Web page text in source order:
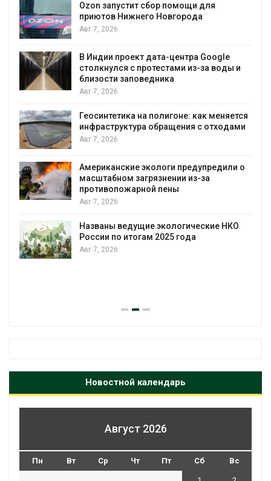
Ozon запустит сбор помощи для
приютов Нижнего Новгорода
Авг 7, 2026
В Индии проект дата-центра Google
столкнулся с протестами из-за воды и
близости заповедника
Авг 7, 2026
Геосинтетика на полигоне: как меняется
инфраструктура обращения с отходами
Авг 7, 2026
Американские экологи предупредили о
масштабном загрязнении из-за
противопожарной пены
Авг 7, 2026
Названы ведущие экологические НКО
России по итогам 2025 года
Авг 7, 2026
Новостной календарь
Август 2026
Пн Вт Ср Чт Пт Сб Вс